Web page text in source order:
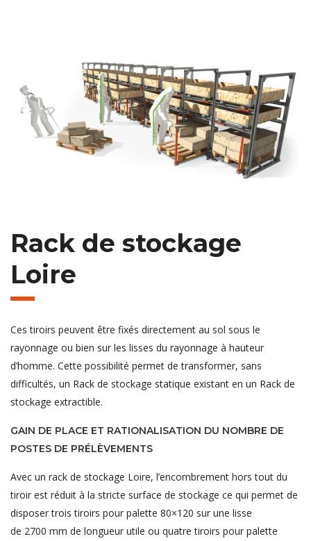
Rack de stockage
Loire
Ces tiroirs peuvent être fixés directement au sol sous le
rayonnage ou bien sur les lisses du rayonnage à hauteur
d’homme. Cette possibilité permet de transformer, sans
difficultés, un Rack de stockage statique existant en un Rack de
stockage extractible.
GAIN DE PLACE ET RATIONALISATION DU NOMBRE DE
POSTES DE PRÉLÈVEMENTS
Avec un rack de stockage Loire, l’encombrement hors tout du
tiroir est réduit à la stricte surface de stockage ce qui permet de
disposer trois tiroirs pour palette 80×120 sur une lisse
de 2700 mm de longueur utile ou quatre tiroirs pour palette